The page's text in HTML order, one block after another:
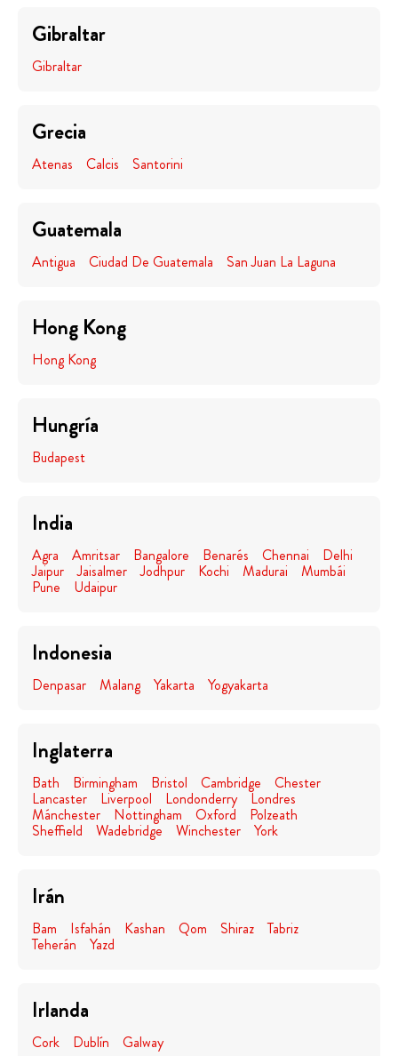
Gibraltar
Gibraltar
Grecia
Atenas Calcis Santorini
Guatemala
Antigua Ciudad De Guatemala San Juan La Laguna
Hong Kong
Hong Kong
Hungría
Budapest
India
Agra Amritsar Bangalore Benarés Chennai Delhi
Jaipur Jaisalmer Jodhpur Kochi Madurai Mumbái
Pune Udaipur
Indonesia
Denpasar Malang Yakarta Yogyakarta
Inglaterra
Bath Birmingham Bristol Cambridge Chester
Lancaster Liverpool Londonderry Londres
Mánchester Nottingham Oxford Polzeath
Sheffield Wadebridge Winchester York
Irán
Bam Isfahán Kashan Qom Shiraz Tabriz
Teherán Yazd
Irlanda
Cork Dublín Galway